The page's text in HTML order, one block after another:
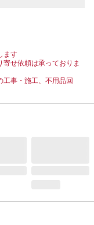
ます
せ依頼は承っておりま
工事・施工、不用品回